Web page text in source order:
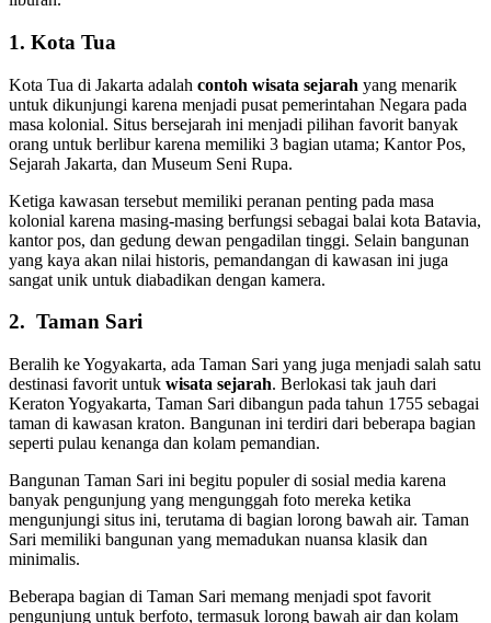
1. Kota Tua
Kota Tua di Jakarta adalah contoh wisata sejarah yang menarik
untuk dikunjungi karena menjadi pusat pemerintahan Negara pada
masa kolonial. Situs bersejarah ini menjadi pilihan favorit banyak
orang untuk berlibur karena memiliki 3 bagian utama; Kantor Pos,
Sejarah Jakarta, dan Museum Seni Rupa.
Ketiga kawasan tersebut memiliki peranan penting pada masa
kolonial karena masing-masing berfungsi sebagai balai kota Batavia,
kantor pos, dan gedung dewan pengadilan tinggi. Selain bangunan
yang kaya akan nilai historis, pemandangan di kawasan ini juga
sangat unik untuk diabadikan dengan kamera.
2. Taman Sari
Beralih ke Yogyakarta, ada Taman Sari yang juga menjadi salah satu
destinasi favorit untuk wisata sejarah. Berlokasi tak jauh dari
Keraton Yogyakarta, Taman Sari dibangun pada tahun 1755 sebagai
taman di kawasan kraton. Bangunan ini terdiri dari beberapa bagian
seperti pulau kenanga dan kolam pemandian.
Bangunan Taman Sari ini begitu populer di sosial media karena
banyak pengunjung yang mengunggah foto mereka ketika
mengunjungi situs ini, terutama di bagian lorong bawah air. Taman
Sari memiliki bangunan yang memadukan nuansa klasik dan
minimalis.
Beberapa bagian di Taman Sari memang menjadi spot favorit
pengunjung untuk berfoto, termasuk lorong bawah air dan kolam